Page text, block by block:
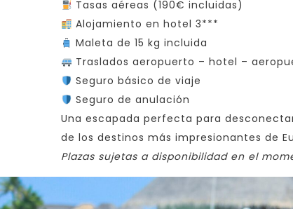
Tasas aéreas (190€ incluidas)
Alojamiento en hotel 3***
Maleta de 15 kg incluida
Traslados aeropuerto – hotel –
Seguro básico de viaje
Seguro de anulación
Una escapada perfecta para
de los destinos más impresionantes de
Plazas sujetas a disponibilidad en el